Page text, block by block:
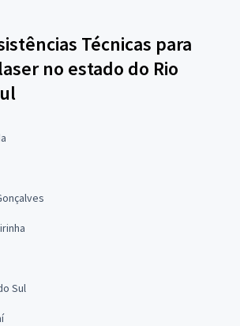
Técnicas para
no estado do Rio
Sul